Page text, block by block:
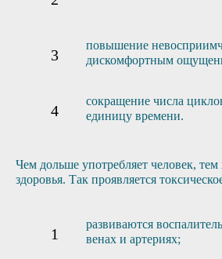
повышение
дискомфортным
сокращение числа
единицу времени.
Чем дольше употребляет человек, тем
здоровья. Так проявляется
развиваются
венах и артериях;